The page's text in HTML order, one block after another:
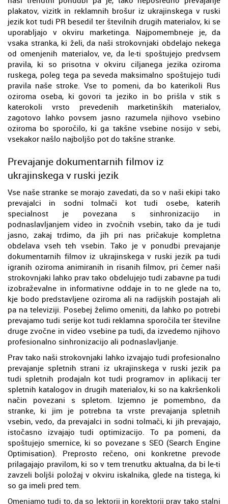
plakatov, vizitk in reklamnih brošur iz ukrajinskega v ruski
jezik kot tudi PR besedil ter številnih drugih materialov, ki se
uporabljajo v okviru marketinga. Najpomembneje je, da
vsaka stranka, ki želi, da naši strokovnjaki obdelajo nekega
od omenjenih materialov, ve, da le-ti spoštujejo predvsem
pravila, ki so prisotna v okviru ciljanega jezika oziroma
ruskega, poleg tega pa seveda maksimalno spoštujejo tudi
pravila naše stroke. Vse to pomeni, da bo katerikoli Rus
oziroma oseba, ki govori ta jeziko in bo prišla v stik s
katerokoli vrsto prevedenih marketinških materialov,
zagotovo lahko povsem jasno razumela njihovo vsebino
oziroma bo sporočilo, ki ga takšne vsebine nosijo v sebi,
vsekakor našlo najboljšo pot do takšne stranke.
Prevajanje dokumentarnih filmov iz
ukrajinskega v ruski jezik
Vse naše stranke se morajo zavedati, da so v naši ekipi tako
prevajalci in sodni tolmači kot tudi osebe, katerih
specialnost je povezana s sinhronizacijo in
podnaslavljanjem video in zvočnih vsebin, tako da je tudi
jasno, zakaj trdimo, da jih pri nas pričakuje kompletna
obdelava vseh teh vsebin. Tako je v ponudbi prevajanje
dokumentarnih filmov iz ukrajinskega v ruski jezik pa tudi
igranih oziroma animiranih in risanih filmov, pri čemer naši
strokovnjaki lahko prav tako obdelujejo tudi zabavne pa tudi
izobraževalne in informativne oddaje in to ne glede na to,
kje bodo predstavljene oziroma ali na radijskih postajah ali
pa na televiziji. Posebej želimo omeniti, da lahko po potrebi
prevajamo tudi serije kot tudi reklamna sporočila ter številne
druge zvočne in video vsebine pa tudi, da izvedemo njihovo
profesionalno sinhronizacijo ali podnaslavljanje.
Prav tako naši strokovnjaki lahko izvajajo tudi profesionalno
prevajanje spletnih strani iz ukrajinskega v ruski jezik pa
tudi spletnih prodajaln kot tudi programov in aplikacij ter
spletnih katalogov in drugih materialov, ki so na kakršenkoli
način povezani s spletom. Izjemno je pomembno, da
stranke, ki jim je potrebna ta vrste prevajanja spletnih
vsebin, vedo, da prevajalci in sodni tolmači, ki jih prevajajo,
istočasno izvajajo tudi optimizacijo. To pa pomeni, da
spoštujejo smernice, ki so povezane s SEO (Search Engine
Optimisation). Preprosto rečeno, oni konkretne prevode
prilagajajo pravilom, ki so v tem trenutku aktualna, da bi le-ti
zavzeli boljši položaj v okviru iskalnika, glede na tistega, ki
so ga imeli pred tem.
Omenjamo tudi to, da so lektorji in korektorji prav tako stalni